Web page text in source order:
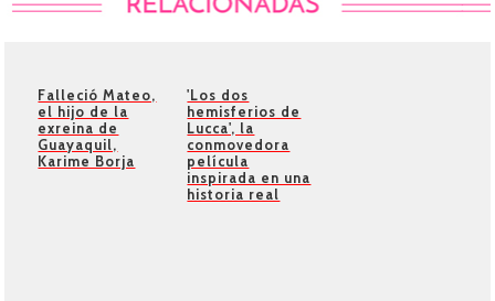
Falleció Mateo,
el hijo de la
exreina de
Guayaquil,
Karime Borja
'Los dos
hemisferios de
Lucca', la
conmovedora
película
inspirada en una
historia real